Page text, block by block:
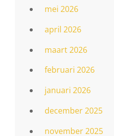
mei 2026
april 2026
maart 2026
februari 2026
januari 2026
december 2025
november 2025